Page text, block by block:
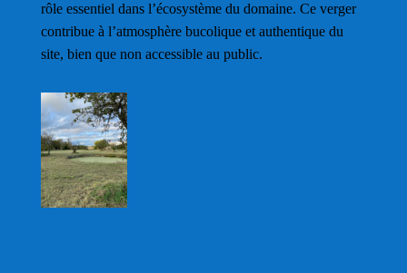
rôle essentiel dans l’écosystème du domaine. Ce verger
contribue à l’atmosphère bucolique et authentique du
site, bien que non accessible au public.